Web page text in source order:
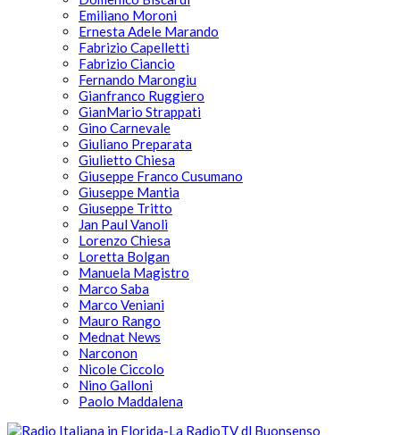
Emiliano Moroni
Ernesta Adele Marando
Fabrizio Capelletti
Fabrizio Ciancio
Fernando Marongiu
Gianfranco Ruggiero
GianMario Strappati
Gino Carnevale
Giuliano Preparata
Giulietto Chiesa
Giuseppe Franco Cusumano
Giuseppe Mantia
Giuseppe Tritto
Jan Paul Vanoli
Lorenzo Chiesa
Loretta Bolgan
Manuela Magistro
Marco Saba
Marco Veniani
Mauro Rango
Mednat News
Narconon
Nicole Ciccolo
Nino Galloni
Paolo Maddalena